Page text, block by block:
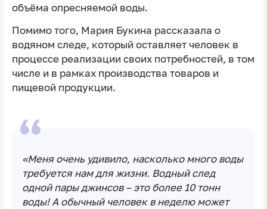
объёма опресняемой воды.
Помимо того, Мария Букина рассказала о
водяном следе, который оставляет человек в
процессе реализации своих потребностей, в том
числе и в рамках производства товаров и
пищевой продукции.
«Меня очень удивило, насколько много воды
требуется нам для жизни. Водный след
одной пары джинсов – это более 10 тонн
воды! А обычный человек в неделю может